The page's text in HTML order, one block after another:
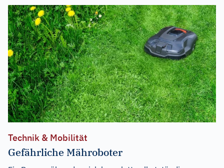
Technik & Mobilität
Gefährliche Mähroboter